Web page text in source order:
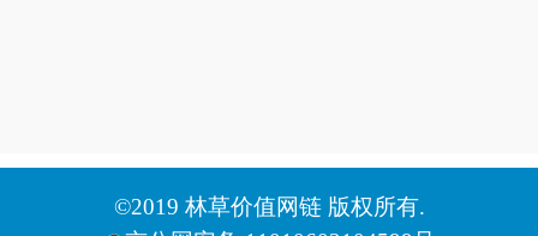
©2019 林草价值网链 版权所有.